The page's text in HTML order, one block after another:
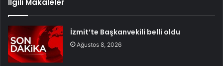
İlgili Makaleler
İzmit’te Başkanvekili belli oldu
Ağustos 8, 2026